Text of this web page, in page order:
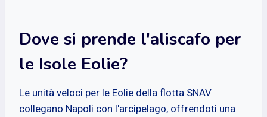
Dove si prende l'aliscafo per
le Isole Eolie?
Le unità veloci per le Eolie della flotta SNAV
collegano Napoli con l'arcipelago, offrendoti una